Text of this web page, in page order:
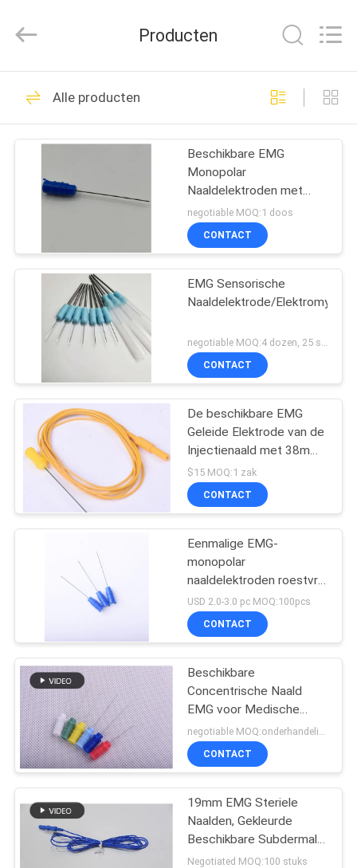
HUIS
PRODUCTEN
ONGEVEER
FABRIEKSREIS
KWALITEITSCONTROLE
CONTACTEER
ONS
NIEUWS
VERZOEK
OM EEN
SITEMAP
PRIVACY
POLICY
Co.,Ltd..
Concentrische
Naaldelektrode
12
EMG
Naaldelektroden
17
concentrische naald
emg
23
De Elektroden van
de Subdermalnaald
18
Stimulatorsonde
18
Producten
Alle producten
Beschikbare EMG
Monopolar
Naaldelektroden met
25mm 28mm 38mm
50mm 60mm
negotiable MOQ:1 doos
CONTACT
EMG Sensorische
Naaldelektrode/
CONTACT
De beschikbare EMG
Geleide Elektrode van de
Injectienaald met 38mm
50mm Lengte
$15 MOQ:1 zak
CONTACT
Eenmalige EMG-
monopolar
naaldelektroden roestvrij
staal 38 mm/50 mm EO
gesteriliseerd
USD 2.0-3.0 pc MOQ:100pcs
CONTACT
Beschikbare
Concentrische Naald
EMG voor Medische
Toebehoren 0.35x25mmnegotiable MOQ:onderhandelingen
CONTACT
19mm EMG Steriele
Naalden, Gekleurde
Beschikbare Subdermal-
Naalden
Negotiated MOQ:100 stuks